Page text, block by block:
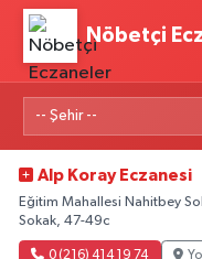
Nöbetçi
Alp Koray Eczanesi
Eğitim Mahallesi Nahitbey
Sokak, 47-49c
0 (216) 414 19 74